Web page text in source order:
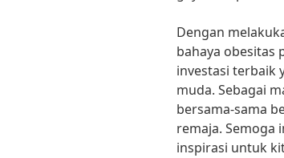
Dengan
bahaya obesitas
investasi terbaik
muda. Sebagai
bersama-sama
remaja. Semoga
inspirasi untuk